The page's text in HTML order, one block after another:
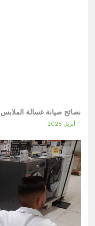
نصائح صيانة غسالة الملابس
11 أبريل 2025